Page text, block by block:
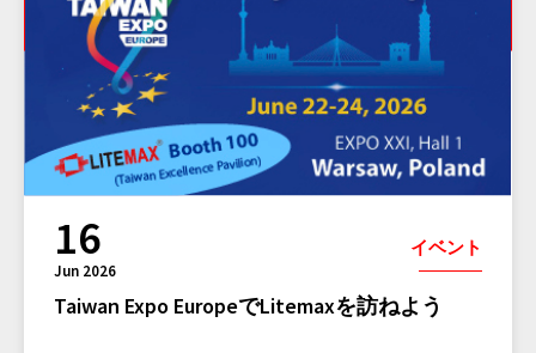
16
Jun 2026
イベント
Taiwan Expo EuropeでLitemaxを訪ねよう